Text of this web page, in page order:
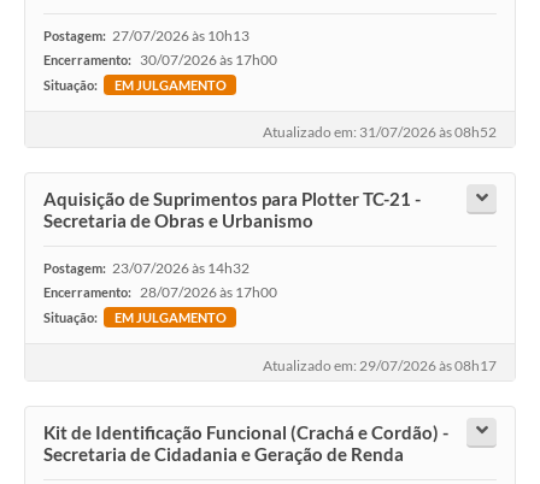
Uso de Internet e Recursos de Informática
Plano Municipal de Saneamento Básico
Guarda Civil Municipal (GCM)
Arborização urbana
Manual para arquivo de remessa – NFSe
Lei de Acesso à Informação
Legislação
IPTU Selo Verde
Postagem: 27/07/2026 às 10h13
Encerramento: 30/07/2026 às 17h00
Situação: EM JULGAMENTO
Atualizado em: 31/07/2026 às 08h52
Aquisição de Suprimentos para Plotter TC-21 -
Secretaria de Obras e Urbanismo
Postagem: 23/07/2026 às 14h32
Encerramento: 28/07/2026 às 17h00
Situação: EM JULGAMENTO
Atualizado em: 29/07/2026 às 08h17
Kit de Identificação Funcional (Crachá e Cordão) -
Secretaria de Cidadania e Geração de Renda